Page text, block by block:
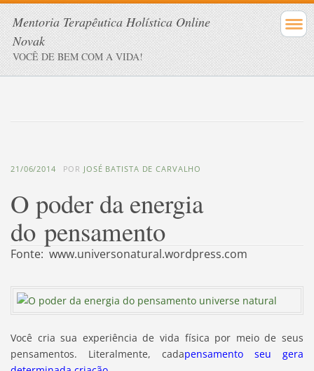
Mentoria Terapêutica Holística Online
Novak
VOCÊ DE BEM COM A VIDA!
21/06/2014 POR JOSÉ BATISTA DE CARVALHO
O poder da energia
do pensamento
Fonte: www.universonatural.wordpress.com
Você cria sua experiência de vida física por meio de seus
pensamentos. Literalmente, cadapensamento seu gera